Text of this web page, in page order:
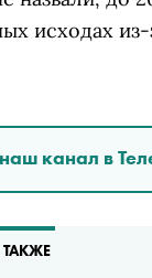
исходах из-
канал в
ТАКЖЕ